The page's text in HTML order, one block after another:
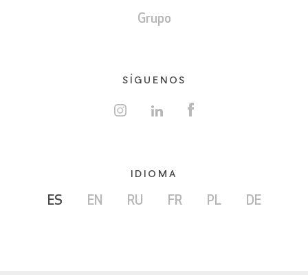
Grupo
SÍGUENOS
IDIOMA
ES EN RU FR PL DE